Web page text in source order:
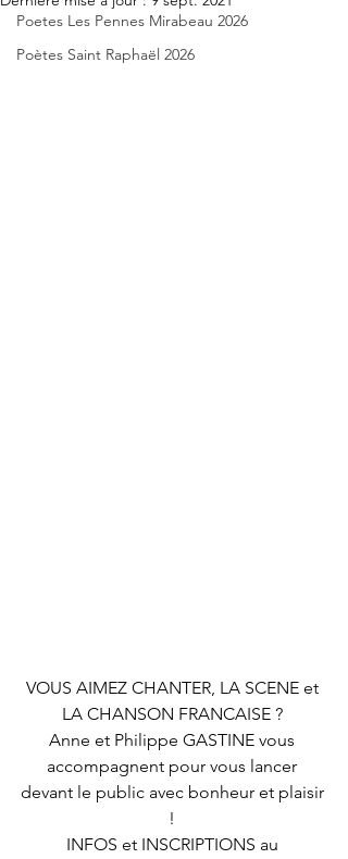
Poetes Les Pennes Mirabeau 2026
Poètes Saint Raphaël 2026
VOUS AIMEZ CHANTER, LA SCENE et
LA CHANSON FRANCAISE ?
Anne et Philippe GASTINE vous
accompagnent pour vous lancer
devant le public avec bonheur et plaisir
!
INFOS et INSCRIPTIONS au